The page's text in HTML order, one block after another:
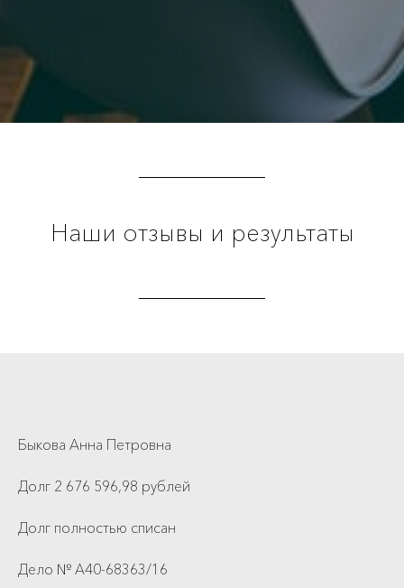
Наши отзывы и результаты
Быкова Анна Петровна
Долг 2 676 596,98 рублей
Долг полностью списан
Дело № А40-68363/16